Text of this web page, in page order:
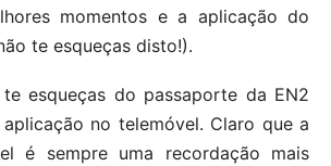
momentos e a aplicação do
te esqueças disto!).
esqueças do passaporte da EN2
no telemóvel. Claro que a
é sempre uma recordação mais